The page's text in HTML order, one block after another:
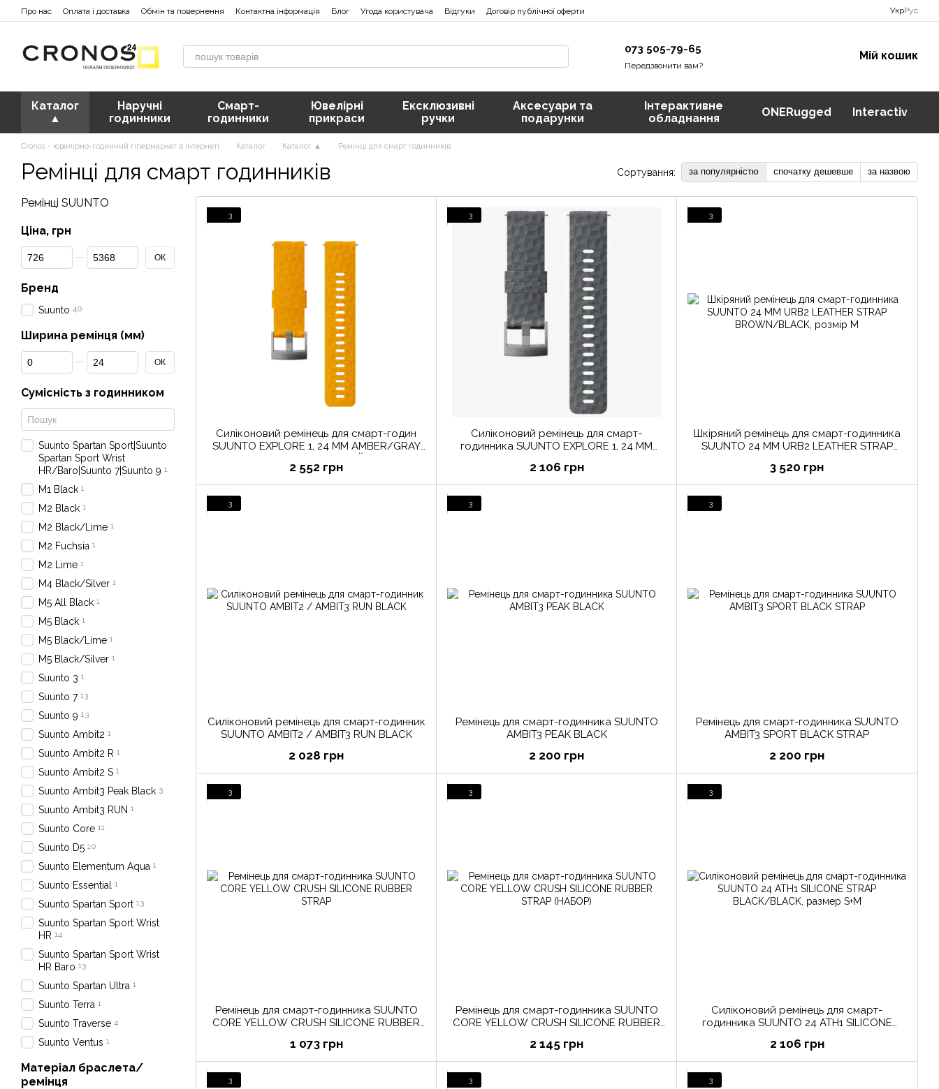
Перейти к основному контенту
Про нас Оплата і доставка Обмін та повернення Контактна інформація Блог Угода користувача Відгуки Договір публічної оферти УкрРус
073 505-79-65
Передзвонити вам?
Мій кошик
Каталог
▲
Наручні
годинники
Смарт-
годинники
Ювелірні
прикраси
Ексклюзивні
ручки
Аксесуари та
подарунки
Інтерактивне
обладнання
ONERugged Interactiv
Cronos - ювелірно-годинний гіпермаркет в інтернеті Каталог Каталог ▲ Ремінці для смарт годинникiв
Ремінці для смарт годинникiв Сортування: за популярністю спочатку дешевше за назвою
3
Силіконовий ремінець для смарт-годин
SUUNTO EXPLORE 1, 24 ММ AMBER/GRAY
2 552 грн
3
Силіконовий ремінець для смарт-
годинника SUUNTO EXPLORE 1, 24 ММ
2 106 грн
3
Шкіряний ремінець для смарт-годинника
SUUNTO 24 ММ URB2 LEATHER STRAP
3 520 грн
3
Силіконовий ремінець для смарт-годинник
SUUNTO AMBIT2 / AMBIT3 RUN BLACK
2 028 грн
3
Ремінець для смарт-годинника SUUNTO
AMBIT3 PEAK BLACK
2 200 грн
3
Ремінець для смарт-годинника SUUNTO
AMBIT3 SPORT BLACK STRAP
2 200 грн
3
Ремінець для смарт-годинника SUUNTO
CORE YELLOW CRUSH SILICONE RUBBER
1 073 грн
3
Ремінець для смарт-годинника SUUNTO
CORE YELLOW CRUSH SILICONE RUBBER
2 145 грн
3
Силіконовий ремінець для смарт-
годинника SUUNTO 24 ATH1 SILICONE
2 106 грн
3 3 3
Ремінці SUUNTO
Ціна, грн
От Ціна, грн
До Ціна, грн ОК
Бренд
Suunto 40
Ширина ремінця (мм)
От Ширина ремінця (мм)
До Ширина ремінця (мм) ОК
Сумісність з годинником
Suunto Spartan Sport|Suunto
Spartan Sport Wrist
HR/Baro|Suunto 7|Suunto 9 1
M1 Black 1
M2 Black 1
M2 Black/Lime 1
M2 Fuchsia 1
M2 Lime 1
M4 Black/Silver 1
M5 All Black 1
M5 Black 1
M5 Black/Lime 1
M5 Black/Silver 1
Suunto 3 1
Suunto 7 13
Suunto 9 13
Suunto Ambit2 1
Suunto Ambit2 R 1
Suunto Ambit2 S 1
Suunto Ambit3 Peak Black 3
Suunto Ambit3 RUN 1
Suunto Core 11
Suunto D5 10
Suunto Elementum Aqua 1
Suunto Essential 1
Suunto Spartan Sport 13
Suunto Spartan Sport Wrist
HR 14
Suunto Spartan Sport Wrist
HR Baro 13
Suunto Spartan Ultra 1
Suunto Terra 1
Suunto Traverse 4
Suunto Ventus 1
Матеріал браслета/
ремінця